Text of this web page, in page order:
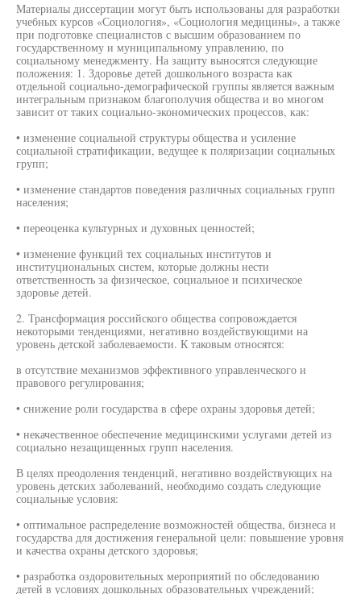
Материалы диссертации могут быть использованы для разработки
учебных курсов «Социология», «Социология медицины», а также
при подготовке специалистов с высшим образованием по
государственному и муниципальному управлению, по
социальному менеджменту. На защиту выносятся следующие
положения: 1. Здоровье детей дошкольного возраста как
отдельной социально-демографической группы является важным
интегральным признаком благополучия общества и во многом
зависит от таких социально-экономических процессов, как:
• изменение социальной структуры общества и усиление
социальной стратификации, ведущее к поляризации социальных
групп;
• изменение стандартов поведения различных социальных групп
населения;
• переоценка культурных и духовных ценностей;
• изменение функций тех социальных институтов и
институциональных систем, которые должны нести
ответственность за физическое, социальное и психическое
здоровье детей.
2. Трансформация российского общества сопровождается
некоторыми тенденциями, негативно воздействующими на
уровень детской заболеваемости. К таковым относятся:
в отсутствие механизмов эффективного управленческого и
правового регулирования;
• снижение роли государства в сфере охраны здоровья детей;
• некачественное обеспечение медицинскими услугами детей из
социально незащищенных групп населения.
В целях преодоления тенденций, негативно воздействующих на
уровень детских заболеваний, необходимо создать следующие
социальные условия:
• оптимальное распределение возможностей общества, бизнеса и
государства для достижения генеральной цели: повышение уровня
и качества охраны детского здоровья;
• разработка оздоровительных мероприятий по обследованию
детей в условиях дошкольных образовательных учреждений;